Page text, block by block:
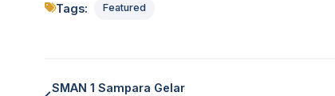
Tags: Featured
SMAN 1 Sampara Gelar